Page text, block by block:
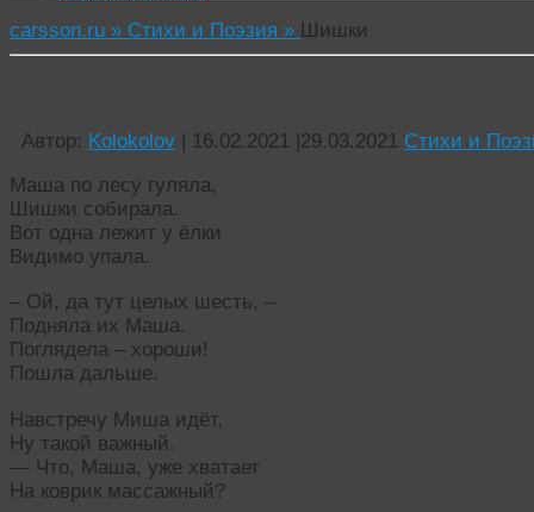
carsson.ru » Стихи и Поэзия » Шишки
Автор: Kolokolov | 16.02.2021 |29.03.2021 Стихи и
Маша по лесу гуляла,
Шишки собирала.
Вот одна лежит у ёлки
Видимо упала.
– Ой, да тут целых шесть, –
Подняла их Маша.
Поглядела – хороши!
Пошла дальше.
Навстречу Миша идёт,
Ну такой важный.
— Что, Маша, уже хватает
На коврик массажный?